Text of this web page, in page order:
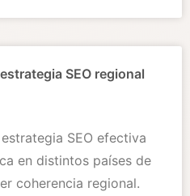
SEO regional
SEO efectiva
en distintos países de
coherencia regional.